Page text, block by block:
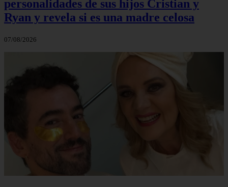
personalidades de sus hijos Cristian y
Ryan y revela si es una madre celosa
07/08/2026